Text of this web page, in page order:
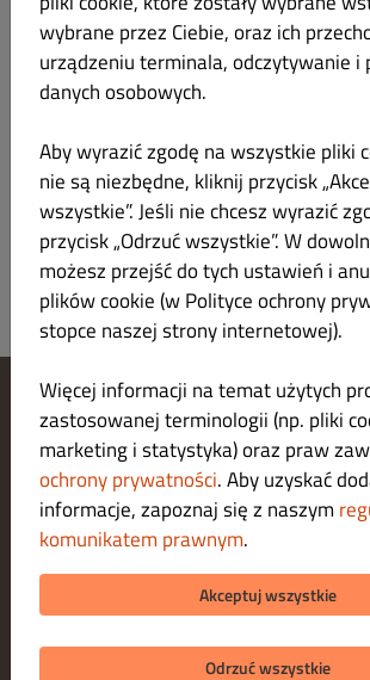
ZESTAW z frytkami i
Filet białej ryby z patelni podany
zamień frytki na ziemniaki, ryż,
czosnkowe lub podwójne
Zarządzaj ustawieniami cookies
Skontaktuj się z nami
Polityka ochrony prywatności
Regulamin
Legal notice
O nas
METODY PŁATNOŚCI ZA DOSTAWĘ
METODY PŁATNOŚCI ZA ODBIÓR
wybrane przez Ciebie, oraz ich
urządzeniu terminala, odczytywanie i
danych osobowych.
Aby wyrazić zgodę na wszystkie pliki
nie są niezbędne, kliknij przycisk
wszystkie”. Jeśli nie chcesz wyrazić
przycisk „Odrzuć wszystkie”. W
możesz przejść do tych ustawień i
plików cookie (w Polityce ochrony
stopce naszej strony internetowej).
Więcej informacji na temat użytych
zastosowanej terminologii (np. pliki
marketing i statystyka) oraz praw
ochrony prywatności. Aby uzyskać
informacje, zapoznaj się z naszym
komunikatem prawnym.
Akceptuj wszystkie
Odrzuć wszystkie